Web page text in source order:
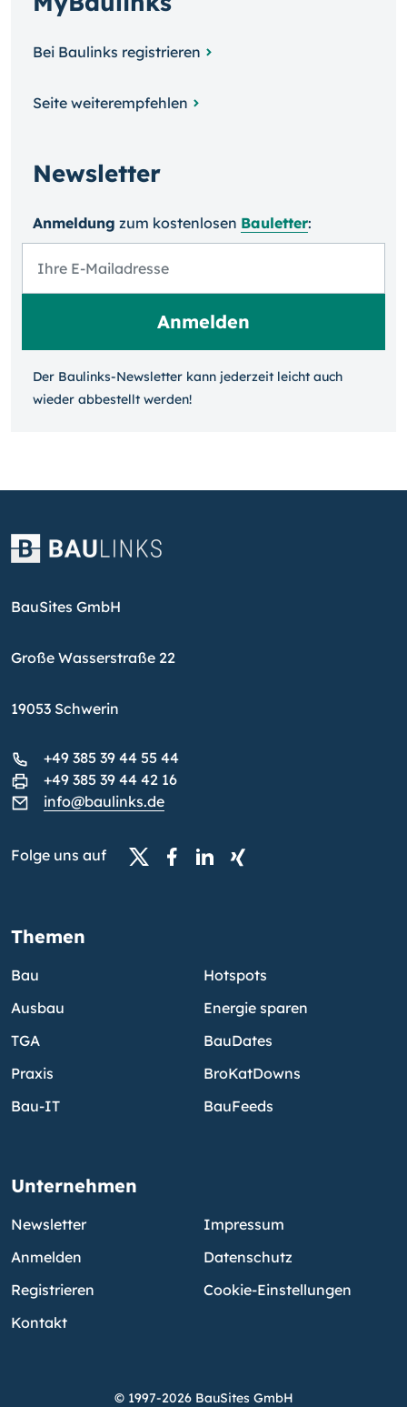
Bei Baulinks registrieren
Seite weiterempfehlen
Newsletter
Anmeldung zum kosten­losen Bauletter:
Der Baulinks-Newsletter kann jeder­zeit leicht auch
wieder ab­bestellt werden!
BauSites GmbH
Große Wasserstraße 22
19053 Schwerin
+49 385 39 44 55 44
+49 385 39 44 42 16
info@baulinks.de
Folge uns auf
Themen
Bau
Ausbau
TGA
Praxis
Bau-IT
Hotspots
Energie sparen
BauDates
BroKatDowns
BauFeeds
Unternehmen
Newsletter
Anmelden
Registrieren
Kontakt
Impressum
Datenschutz
Cookie-Einstellungen
© 1997-2026 BauSites GmbH